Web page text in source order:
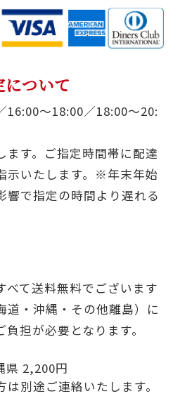
ついて
16:00〜18:00／18:00〜20:
ます。ご指定時間帯に配達
示いたします。※年末年始
響で指定の時間より遅れる
べて送料無料でございます
道・沖縄・その他離島）に
担が必要となります。
県 2,200円
別途ご連絡いたします。